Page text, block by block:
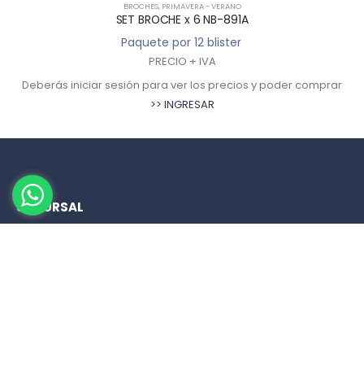
BROCHES, PRIMAVERA - VERANO
SET BROCHE x 6 NB-891A
Paquete por 12 blister
PRECIO + IVA
Deberás iniciar sesión para ver los precios y poder comprar
>> INGRESAR
SUCURSAL